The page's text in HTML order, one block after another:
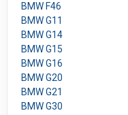
BMW F46
BMW G11
BMW G14
BMW G15
BMW G16
BMW G20
BMW G21
BMW G30